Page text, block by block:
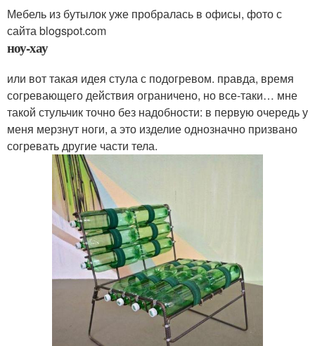
Мебель из бутылок уже пробралась в офисы, фото с
сайта blogspot.com
ноу-хау
или вот такая идея стула с подогревом. правда, время
согревающего действия ограничено, но все-таки… мне
такой стульчик точно без надобности: в первую очередь у
меня мерзнут ноги, а это изделие однозначно призвано
согревать другие части тела.